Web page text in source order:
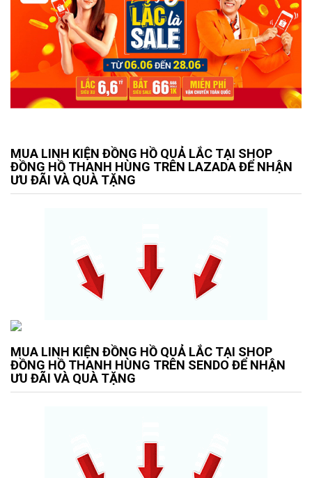
MUA LINH KIỆN ĐỒNG HỒ QUẢ LẮC TẠI SHOP
ĐỒNG HỒ THANH HÙNG TRÊN LAZADA ĐỂ NHẬN
ƯU ĐÃI VÀ QUÀ TẶNG
MUA LINH KIỆN ĐỒNG HỒ QUẢ LẮC TẠI SHOP
ĐỒNG HỒ THANH HÙNG TRÊN SENDO ĐỂ NHẬN
ƯU ĐÃI VÀ QUÀ TẶNG